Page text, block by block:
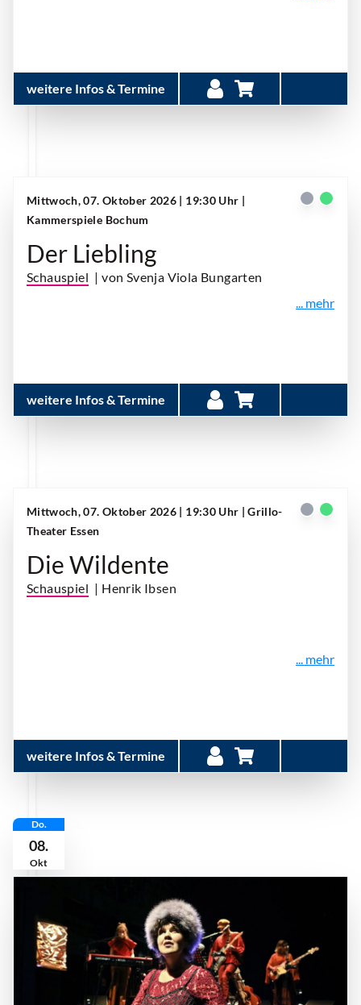
weitere Infos & Termine
Mittwoch, 07. Oktober 2026 | 19:30 Uhr |
Kammerspiele Bochum
Der Liebling
Schauspiel | von Svenja Viola Bungarten
... mehr
weitere Infos & Termine
Mittwoch, 07. Oktober 2026 | 19:30 Uhr | Grillo-
Theater Essen
Die Wildente
Schauspiel | Henrik Ibsen
... mehr
weitere Infos & Termine
Do.
08.
Okt